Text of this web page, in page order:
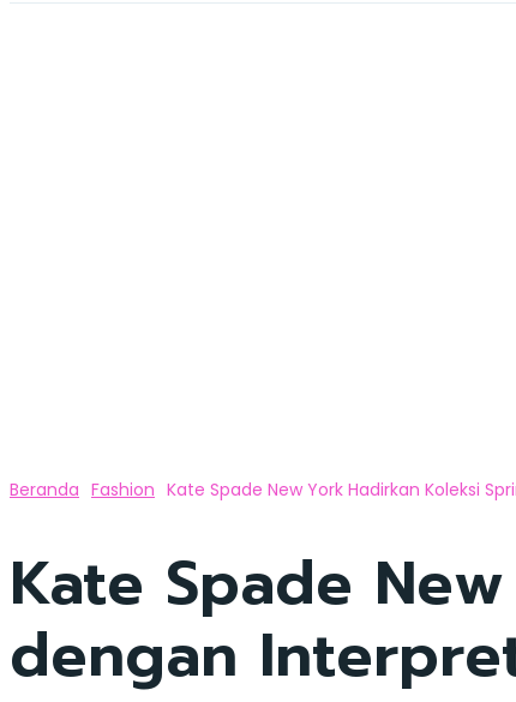
Beranda Fashion Kate Spade New York Hadirkan Koleksi
Kate Spade
dengan